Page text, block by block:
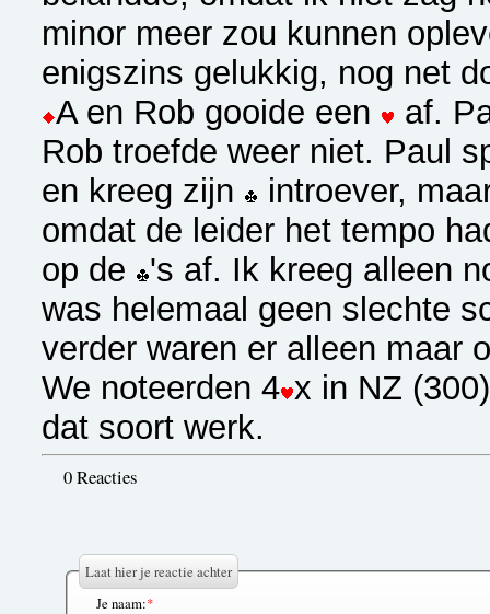
minor meer zou kunnen
enigszins gelukkig, nog net
A en Rob gooide een
af.
Rob troefde weer niet. Paul
en kreeg zijn
introever,
omdat de leider het tempo
op de
's af. Ik kreeg alleen
was helemaal geen slechte
verder waren er alleen maar
We noteerden 4 x in NZ
dat soort werk.
0 Reacties
Laat hier je reactie achter
Je naam:*